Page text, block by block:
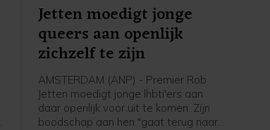
Jetten moedigt jonge
queers aan openlijk
zichzelf te zijn
AMSTERDAM (ANP) - Premier Rob
Jetten moedigt jonge lhbti'ers aan
daar openlijk voor uit te komen. Zijn
boodschap aan hen "gaat terug naar